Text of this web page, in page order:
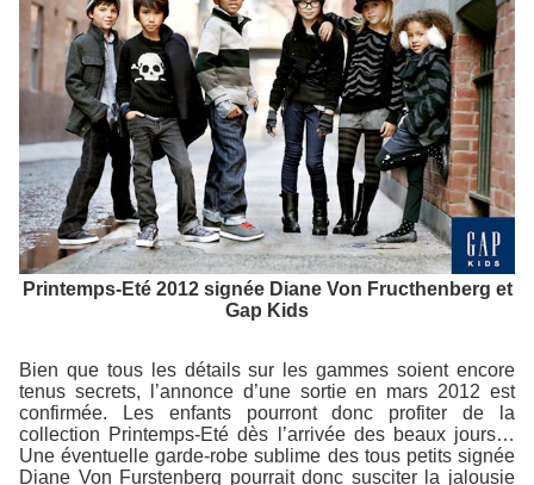
Printemps-Eté 2012 signée Diane Von Fructhenberg et
Gap Kids
Bien que tous les détails sur les gammes soient encore
tenus secrets, l’annonce d’une sortie en mars 2012 est
confirmée. Les enfants pourront donc profiter de la
collection Printemps-Eté dès l’arrivée des beaux jours…
Une éventuelle garde-robe sublime des tous petits signée
Diane Von Furstenberg pourrait donc susciter la jalousie